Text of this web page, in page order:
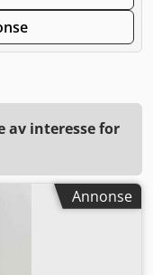
av interesse for
Annonse